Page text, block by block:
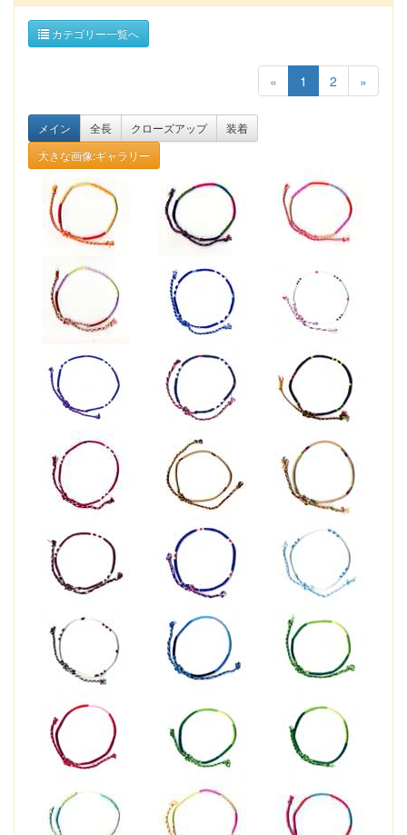
カテゴリー一覧へ
« 1 2 »
メイン 全長 クローズアップ
装着
大きな画像:ギャラリー